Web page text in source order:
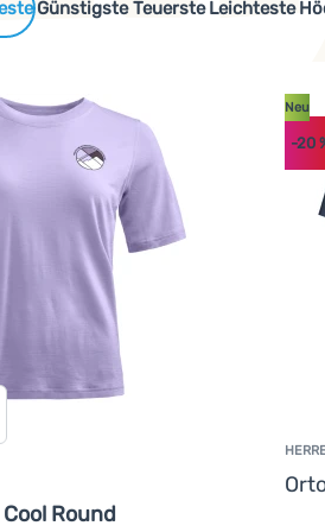
Günstigste Teuerste Leichteste
Produkte
oder recycelten Materialien
Round
Neu
-20